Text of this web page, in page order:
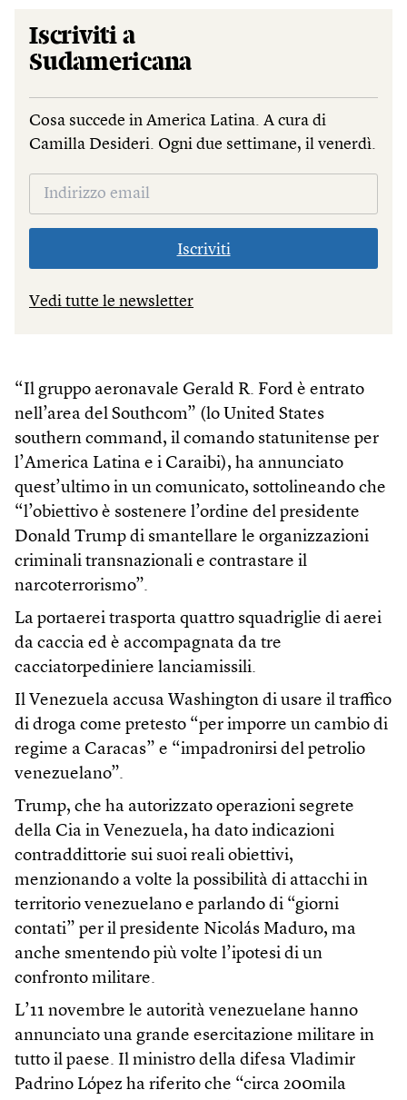
Iscriviti a
Sudamericana
Cosa succede in America Latina. A cura di
Camilla Desideri. Ogni due settimane, il venerdì.
Iscriviti
Vedi tutte le newsletter
“Il gruppo aeronavale Gerald R. Ford è entrato
nell’area del Southcom” (lo United States
southern command, il comando statunitense per
l’America Latina e i Caraibi), ha annunciato
quest’ultimo in un comunicato, sottolineando che
“l’obiettivo è sostenere l’ordine del presidente
Donald Trump di smantellare le organizzazioni
criminali transnazionali e contrastare il
narcoterrorismo”.
La portaerei trasporta quattro squadriglie di aerei
da caccia ed è accompagnata da tre
cacciatorpediniere lanciamissili.
Il Venezuela accusa Washington di usare il traffico
di droga come pretesto “per imporre un cambio di
regime a Caracas” e “impadronirsi del petrolio
venezuelano”.
Trump, che ha autorizzato operazioni segrete
della Cia in Venezuela, ha dato indicazioni
contraddittorie sui suoi reali obiettivi,
menzionando a volte la possibilità di attacchi in
territorio venezuelano e parlando di “giorni
contati” per il presidente Nicolás Maduro, ma
anche smentendo più volte l’ipotesi di un
confronto militare.
L’11 novembre le autorità venezuelane hanno
annunciato una grande esercitazione militare in
tutto il paese. Il ministro della difesa Vladimir
Padrino López ha riferito che “circa 200mila